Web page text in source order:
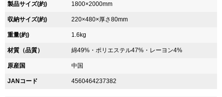
製品サイズ(約) 1800×2000mm
収納サイズ(約) 220×480×厚さ80mm
重量(約) 1.6kg
材質（品質） 綿49%・ポリエステル47%・レーヨン4%
原産国 中国
JANコード 4560464237382